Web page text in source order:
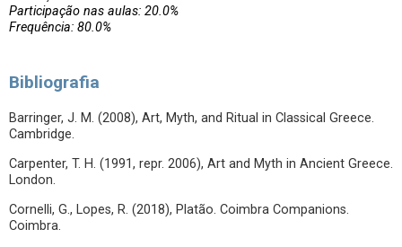
Participação nas aulas: 20.0%
Frequência: 80.0%
Bibliografia
Barringer, J. M. (2008), Art, Myth, and Ritual in Classical Greece.
Cambridge.
Carpenter, T. H. (1991, repr. 2006), Art and Myth in Ancient Greece.
London.
Cornelli, G., Lopes, R. (2018), Platão. Coimbra Companions.
Coimbra.